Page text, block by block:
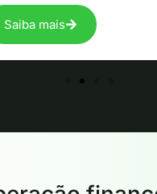
Saiba mais